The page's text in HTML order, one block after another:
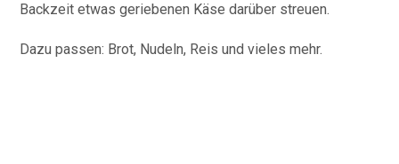
Backzeit etwas geriebenen Käse darüber streuen.
Dazu passen: Brot, Nudeln, Reis und vieles mehr.